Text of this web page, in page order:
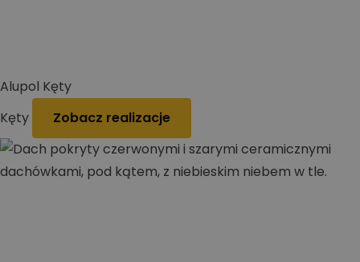
Alupol Kęty
Kęty
Zobacz realizacje